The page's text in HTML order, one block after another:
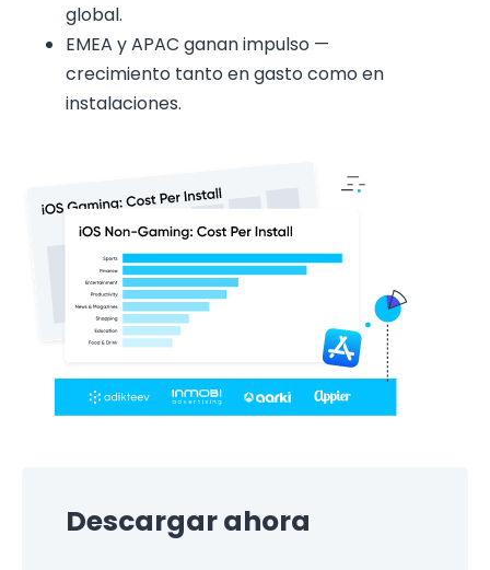
global.
EMEA y APAC ganan impulso —
crecimiento tanto en gasto como en
instalaciones.
Descargar ahora